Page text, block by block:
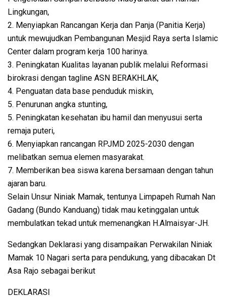
Lingkungan,
2. Menyiapkan Rancangan Kerja dan Panja (Panitia Kerja)
untuk mewujudkan Pembangunan Mesjid Raya serta Islamic
Center dalam program kerja 100 harinya.
3. Peningkatan Kualitas layanan publik melalui Reformasi
birokrasi dengan tagline ASN BERAKHLAK,
4. Penguatan data base penduduk miskin,
5. Penurunan angka stunting,
5. Peningkatan kesehatan ibu hamil dan menyusui serta
remaja puteri,
6. Menyiapkan rancangan RPJMD 2025-2030 dengan
melibatkan semua elemen masyarakat.
7. Memberikan bea siswa karena bersamaan dengan tahun
ajaran baru.
Selain Unsur Niniak Mamak, tentunya Limpapeh Rumah Nan
Gadang (Bundo Kanduang) tidak mau ketinggalan untuk
membulatkan tekad untuk memenangkan H.Almaisyar-JH.
Sedangkan Deklarasi yang disampaikan Perwakilan Niniak
Mamak 10 Nagari serta para pendukung, yang dibacakan Dt
Asa Rajo sebagai berikut
DEKLARASI